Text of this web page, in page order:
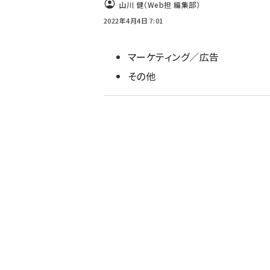
山川 健（Web担 編集部）
2022年4月4日 7:01
マーケティング／広告
その他